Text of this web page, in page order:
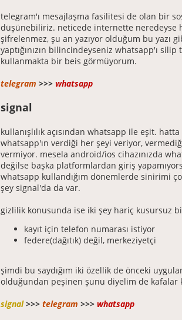
telegram'ı mesajlaşma fasilitesi de olan bir
düşünebiliriz. neticede internette neredeyse
şifrelenmez, şu an yazıyor olduğum bu yazı
yaptığınızın bilincindeyseniz whatsapp'ı silip
kullanmakta bir beis görmüyorum.
telegram >>> whatsapp
signal
kullanışlılık açısından whatsapp ile eşit.
whatsapp'ın verdiği her şeyi veriyor,
vermiyor. mesela android/ios cihazınızda
değilse başka platformlardan giriş
whatsapp kullandığım dönemlerde sinirimi
şey signal'da da var.
gizlilik konusunda ise iki şey hariç kusursuz
kayıt için telefon numarası istiyor
federe(dağıtık) değil, merkeziyetçi
şimdi bu saydığım iki özellik de önceki
olduğundan peşinen şunu diyelim de kafalar
signal>>> telegram >>> whatsapp